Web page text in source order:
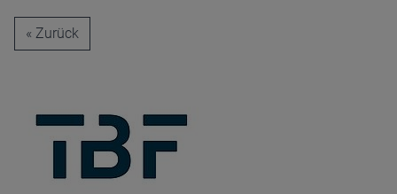
« Zurück